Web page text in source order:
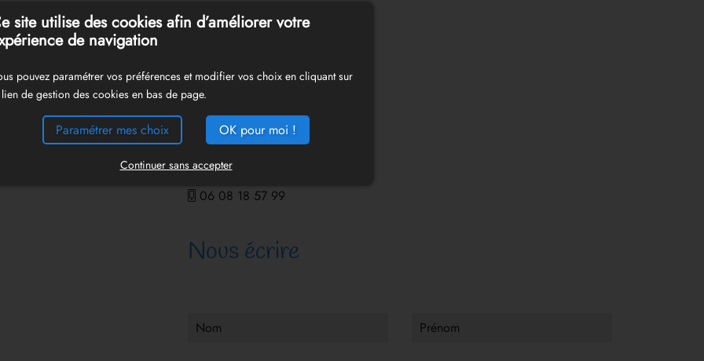
Les Gîtes Malidri
40465 Pontonx-sur-l'Adour France
06 08 18 57 99
Nous écrire
Nom Prénom
site utilise des cookies afin d’améliorer votre
de navigation
pouvez paramétrer vos préférences et modifier vos choix en cliquant sur
de gestion des cookies en bas de page.
Paramétrer mes choix OK pour moi !
Continuer sans accepter